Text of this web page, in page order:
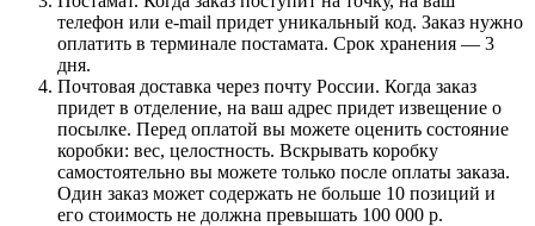
телефон или e-mail придет уникальный код. Заказ нужно
оплатить в терминале постамата. Срок хранения — 3
дня.
Почтовая доставка через почту России. Когда заказ
придет в отделение, на ваш адрес придет извещение о
посылке. Перед оплатой вы можете оценить состояние
коробки: вес, целостность. Вскрывать коробку
самостоятельно вы можете только после оплаты заказа.
Один заказ может содержать не больше 10 позиций и
его стоимость не должна превышать 100 000 р.